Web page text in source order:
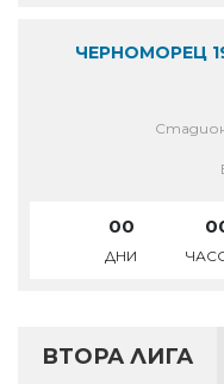
ЧЕРНОМОРЕЦ
00
ДНИ
ВТОРА ЛИГА